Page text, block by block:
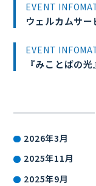
EVENT
ウェルカムサ
EVENT
『みことばの
2026年3月
2025年11月
2025年9月